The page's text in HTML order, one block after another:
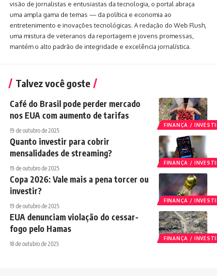
visão de jornalistas e entusiastas da tecnologia, o portal abraça
uma ampla gama de temas — da política e economia ao
entretenimento e inovações tecnológicas. A redação do Web Flush,
uma mistura de veteranos da reportagem e jovens promessas,
mantém o alto padrão de integridade e excelência jornalística.
Talvez você goste
FINANÇA /
Café do Brasil pode perder mercado
nos EUA com aumento de tarifas
19 de outubro de 2025
FINANÇA /
Quanto investir para cobrir
mensalidades de streaming?
19 de outubro de 2025
FINANÇA /
Copa 2026: Vale mais a pena torcer ou
investir?
19 de outubro de 2025
FINANÇA /
EUA denunciam violação do cessar-
fogo pelo Hamas
18 de outubro de 2025